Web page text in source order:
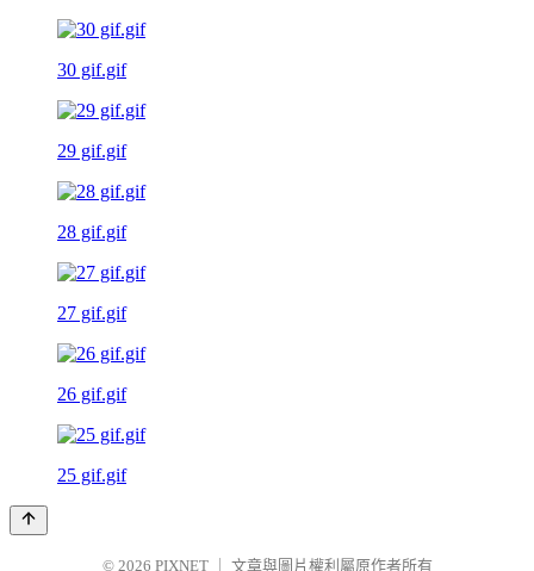
30 gif.gif
29 gif.gif
28 gif.gif
27 gif.gif
26 gif.gif
25 gif.gif
© 2026 PIXNET 文章與圖片權利屬原作者所有